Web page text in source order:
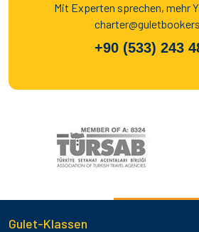
Mit Experten sprechen, mehr
+90 (533) 243
Gulet-Klassen